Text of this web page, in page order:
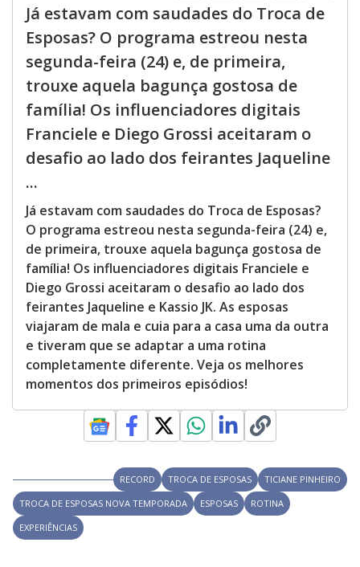
Já estavam com saudades do Troca de
Esposas? O programa estreou nesta
segunda-feira (24) e, de primeira,
trouxe aquela bagunça gostosa de
família! Os influenciadores digitais
Franciele e Diego Grossi aceitaram o
desafio ao lado dos feirantes Jaqueline
...
Já estavam com saudades do Troca de Esposas?
O programa estreou nesta segunda-feira (24) e,
de primeira, trouxe aquela bagunça gostosa de
família! Os influenciadores digitais Franciele e
Diego Grossi aceitaram o desafio ao lado dos
feirantes Jaqueline e Kassio JK. As esposas
viajaram de mala e cuia para a casa uma da outra
e tiveram que se adaptar a uma rotina
completamente diferente. Veja os melhores
momentos dos primeiros episódios!
RECORD TROCA DE ESPOSAS
TICIANE PINHEIRO
TROCA DE ESPOSAS NOVA TEMPORADA
ESPOSAS
ROTINA
EXPERIÊNCIAS